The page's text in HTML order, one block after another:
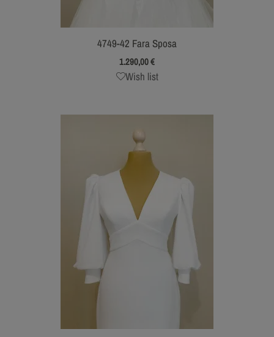
4749-42 Fara Sposa
1.290,00€
Wish list